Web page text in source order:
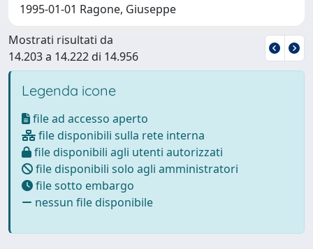
1995-01-01 Ragone, Giuseppe
Mostrati risultati da
14.203 a 14.222 di 14.956
Legenda icone
file ad accesso aperto
file disponibili sulla rete interna
file disponibili agli utenti autorizzati
file disponibili solo agli amministratori
file sotto embargo
nessun file disponibile